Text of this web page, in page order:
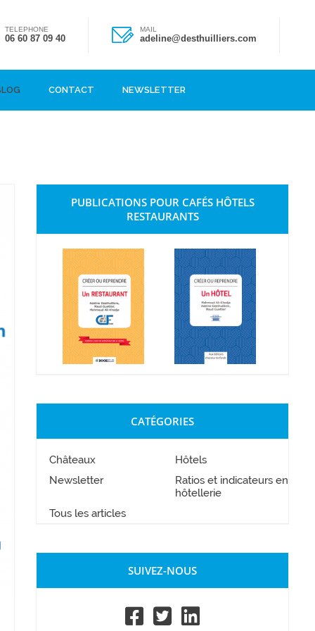
TELEPHONE
06 60 87 09 40
MAIL
adeline@desthuilliers.com
CONTACT NEWSLETTER
PUBLICATIONS POUR CAFÉS HÔTELS
RESTAURANTS
CATÉGORIES
Châteaux
Hôtels
Newsletter
Ratios et indicateurs en
hôtellerie
Tous les articles
SUIVEZ-NOUS